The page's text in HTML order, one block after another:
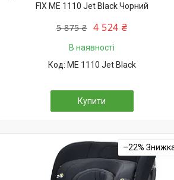
FIX ME 1110 Jet Black Чорний
5 875 ₴ 4 524 ₴
В наявності
ME 1110 Jet Black
Купити
–22%